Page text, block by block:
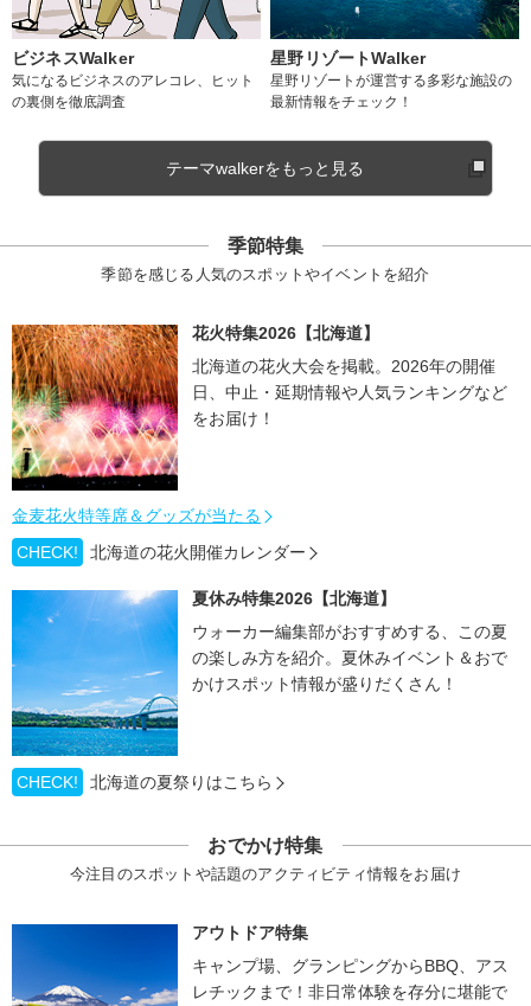
ビジネスWalker
気になるビジネスのアレコレ、ヒット
の裏側を徹底調査
星野リゾートWalker
星野リゾートが運営する多彩な施設の
最新情報をチェック！
テーマwalkerをもっと見る
季節特集
季節を感じる人気のスポットやイベントを紹介
花火特集2026【北海道】
北海道の花火大会を掲載。2026年の開催
日、中止・延期情報や人気ランキングなど
をお届け！
金麦花火特等席＆グッズが当たる
CHECK!
北海道の花火開催カレンダー
夏休み特集2026【北海道】
ウォーカー編集部がおすすめする、この夏
の楽しみ方を紹介。夏休みイベント＆おで
かけスポット情報が盛りだくさん！
CHECK! 北海道の夏祭りはこちら
おでかけ特集
今注目のスポットや話題のアクティビティ情報をお届け
アウトドア特集
キャンプ場、グランピングからBBQ、アス
レチックまで！非日常体験を存分に堪能で